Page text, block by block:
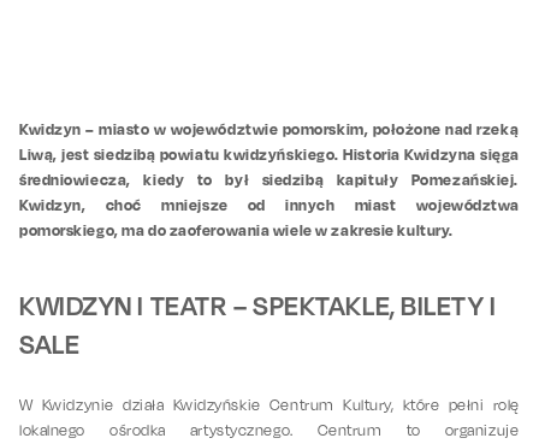
Kwidzyn – miasto w województwie pomorskim, położone nad rzeką
Liwą, jest siedzibą powiatu kwidzyńskiego. Historia Kwidzyna sięga
średniowiecza, kiedy to był siedzibą kapituły Pomezańskiej.
Kwidzyn, choć mniejsze od innych miast województwa
pomorskiego, ma do zaoferowania wiele w zakresie kultury.
KWIDZYN I TEATR – SPEKTAKLE, BILETY I
SALE
W Kwidzynie działa Kwidzyńskie Centrum Kultury, które pełni rolę
lokalnego ośrodka artystycznego. Centrum to organizuje